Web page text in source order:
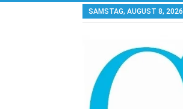
SAMSTAG, AUGUST 8, 2026